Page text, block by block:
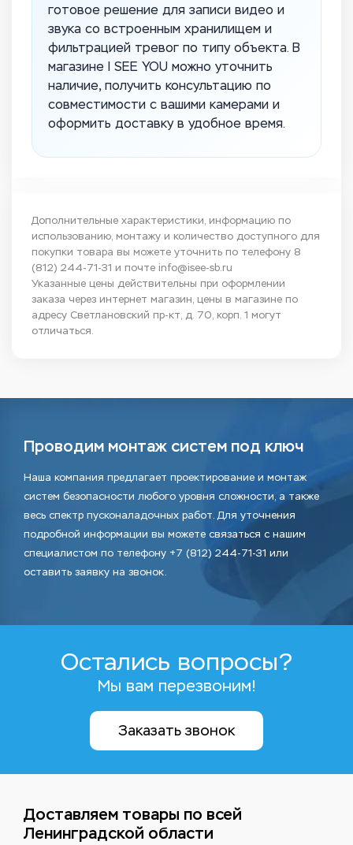
готовое решение для записи видео и
звука со встроенным хранилищем и
фильтрацией тревог по типу объекта. В
магазине I SEE YOU можно уточнить
наличие, получить консультацию по
совместимости с вашими камерами и
оформить доставку в удобное время.
Дополнительные характеристики, информацию по
использованию, монтажу и количество доступного для
покупки товара вы можете уточнить по телефону 8
(812) 244-71-31 и почте info@isee-sb.ru
Указанные цены действительны при оформлении
заказа через интернет магазин, цены в магазине по
адресу Светлановский пр-кт, д. 70, корп. 1 могут
отличаться.
Проводим монтаж систем под ключ
Наша компания предлагает проектирование и монтаж
систем безопасности любого уровня сложности, а также
весь спектр пусконаладочных работ. Для уточнения
подробной информации вы можете связаться с нашим
специалистом по телефону +7 (812) 244-71-31 или
оставить заявку на звонок.
Остались вопросы?
Мы вам перезвоним!
Заказать звонок
Доставляем товары по всей
Ленинградской области